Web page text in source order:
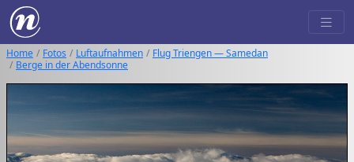
Home Fotos Luftaufnahmen
Flug Triengen — Samedan
Berge in der Abendsonne